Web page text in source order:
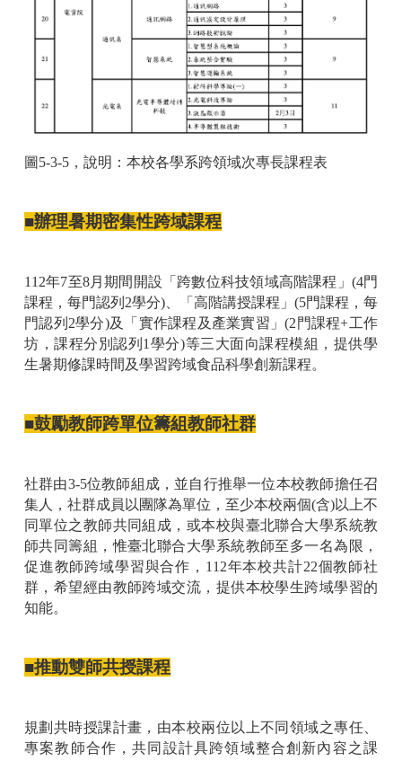
圖5-3-5，說明：本校各學系跨領域次專長課程表
■辦理暑期密集性跨域課程
112年7至8月期間開設「跨數位科技領域高階課程」(4門
課程，每門認列2學分)、「高階講授課程」(5門課程，每
門認列2學分)及「實作課程及產業實習」(2門課程+工作
坊，課程分別認列1學分)等三大面向課程模組，提供學
生暑期修課時間及學習跨域食品科學創新課程。
■鼓勵教師跨單位籌組教師社群
社群由3-5位教師組成，並自行推舉一位本校教師擔任召
集人，社群成員以團隊為單位，至少本校兩個(含)以上不
同單位之教師共同組成，或本校與臺北聯合大學系統教
師共同籌組，惟臺北聯合大學系統教師至多一名為限，
促進教師跨域學習與合作，112年本校共計22個教師社
群，希望經由教師跨域交流，提供本校學生跨域學習的
知能。
■推動雙師共授課程
規劃共時授課計畫，由本校兩位以上不同領域之專任、
專案教師合作，共同設計具跨領域整合創新內容之課